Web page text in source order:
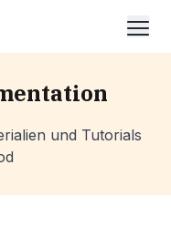
und Tutorials